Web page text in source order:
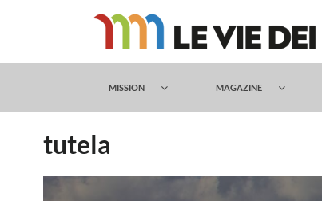
MISSION MAGAZINE
tutela